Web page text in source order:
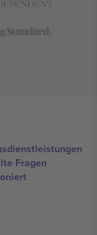
Fragen